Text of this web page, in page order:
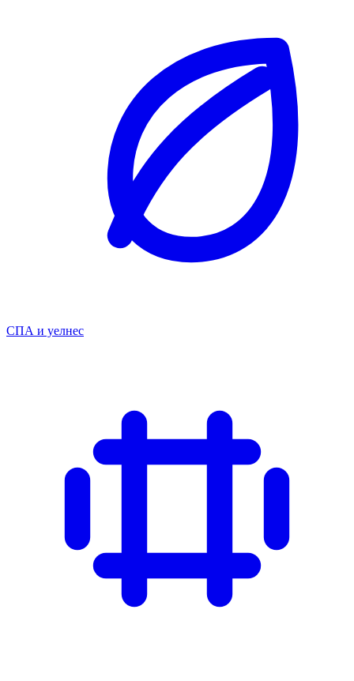
СПА и уелнес